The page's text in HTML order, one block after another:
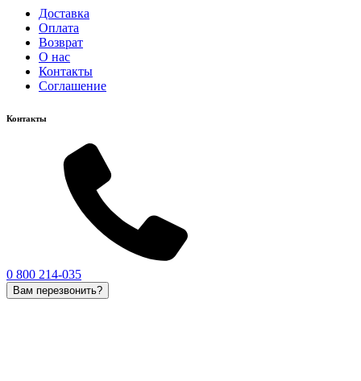
Доставка
Оплата
Возврат
О нас
Контакты
Соглашение
Контакты
0 800 214-035
Вам перезвонить?